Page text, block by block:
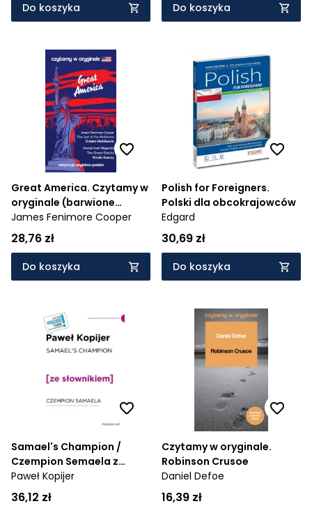
Do koszyka Do koszyka
Great America. Czytamy w
oryginale (barwione
brzegi)
James Fenimore Cooper
28,76 zł
Do koszyka
Polish for Foreigners.
Polski dla obcokrajowców
Edgard
30,69 zł
Do koszyka
Samael's Champion /
Czempion Semaela z
podręcznym słownikiem
angielsko-polskim
Paweł Kopijer
36,12 zł
Czytamy w oryginale.
Robinson Crusoe
Daniel Defoe
16,39 zł